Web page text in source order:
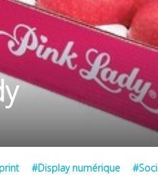
SECTEUR
FOOD / BOISSONS
#Display numérique